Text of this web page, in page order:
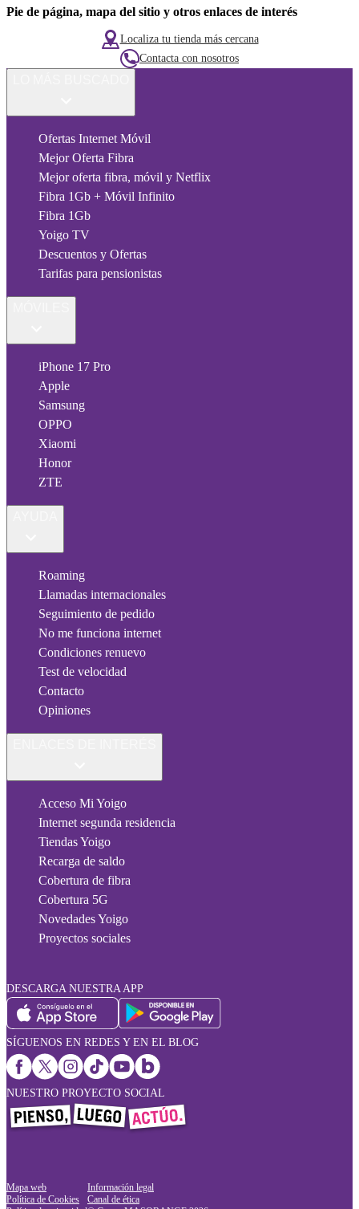
Pie de página, mapa del sitio y otros enlaces de interés
Localiza tu tienda más cercana
Contacta con nosotros
Ofertas Internet Móvil
Mejor Oferta Fibra
Mejor oferta fibra, móvil y Netflix
Fibra 1Gb + Móvil Infinito
Fibra 1Gb
Yoigo TV
Descuentos y Ofertas
Tarifas para pensionistas
iPhone 17 Pro
Apple
Samsung
OPPO
Xiaomi
Honor
ZTE
Roaming
Llamadas internacionales
Seguimiento de pedido
No me funciona internet
Condiciones renuevo
Test de velocidad
Contacto
Opiniones
Acceso Mi Yoigo
Internet segunda residencia
Tiendas Yoigo
Recarga de saldo
Cobertura de fibra
Cobertura 5G
Novedades Yoigo
Proyectos sociales
DESCARGA NUESTRA APP
SÍGUENOS EN REDES Y EN EL BLOG
NUESTRO PROYECTO SOCIAL
Mapa web
Política de Cookies
Información legal
Canal de ética